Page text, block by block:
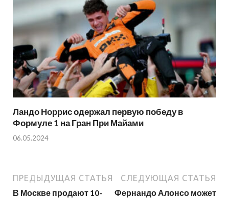
Ландо Норрис одержал первую победу в
Формуле 1 на Гран При Майами
06.05.2024
ПРЕДЫДУЩАЯ СТАТЬЯ
В Москве продают 10-
СЛЕДУЮЩАЯ СТАТЬЯ
Фернандо Алонсо может